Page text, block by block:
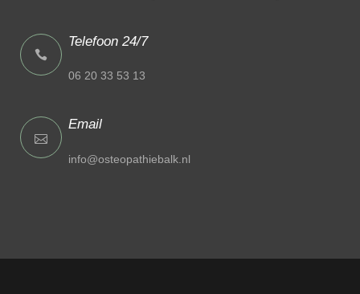
Telefoon 24/7
06 20 33 53 13
Email
info@osteopathiebalk.nl